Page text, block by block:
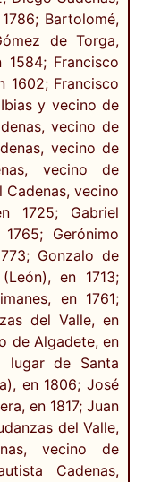
Bartolomé,
de Torga,
Francisco
1602; Francisco
y vecino de
vecino de
vecino de
vecino de
Cadenas, vecino
1725; Gabriel
Gerónimo
Gonzalo de
en 1713;
en 1761;
del Valle, en
de Algadete, en
lugar de Santa
en 1806; José
en 1817; Juan
del Valle,
vecino de
Cadenas,